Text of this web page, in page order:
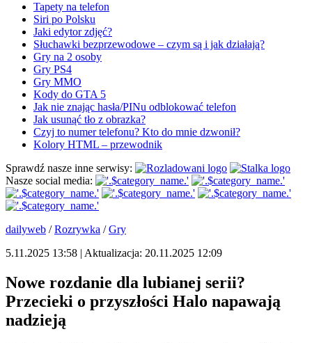
Tapety na telefon
Siri po Polsku
Jaki edytor zdjęć?
Słuchawki bezprzewodowe – czym są i jak działają?
Gry na 2 osoby
Gry PS4
Gry MMO
Kody do GTA 5
Jak nie znając hasła/PINu odblokować telefon
Jak usunąć tło z obrazka?
Czyj to numer telefonu? Kto do mnie dzwonił?
Kolory HTML – przewodnik
Sprawdź nasze inne serwisy:
Nasze social media:
dailyweb /Rozrywka /Gry
5.11.2025 13:58 | Aktualizacja: 20.11.2025 12:09
Nowe rozdanie dla lubianej serii?
Przecieki o przyszłości Halo napawają
nadzieją